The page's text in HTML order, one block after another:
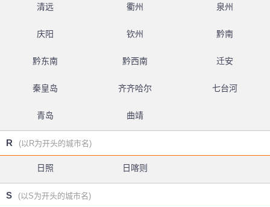
清远 衢州 泉州
庆阳 钦州 黔南
黔东南 黔西南 迁安
秦皇岛 齐齐哈尔 七台河
青岛 曲靖
R (以R为开头的城市名)
日照 日喀则
S (以S为开头的城市名)